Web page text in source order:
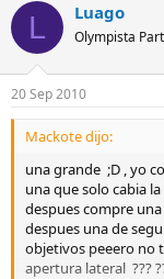
L Luago
Olympista
20 Sep 2010
Mackote dijo:
una grande ;D , yo
una que solo cabia
despues compre
despues una de
objetivos peeero no
apertura lateral ???